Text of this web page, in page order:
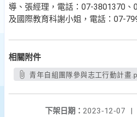
導、張經理，電話：07-3801370
及國際教育科謝小姐，電話：07-
相關附件
青年自組團隊參與志工行動計畫
下架日期： 2023-12-07
|